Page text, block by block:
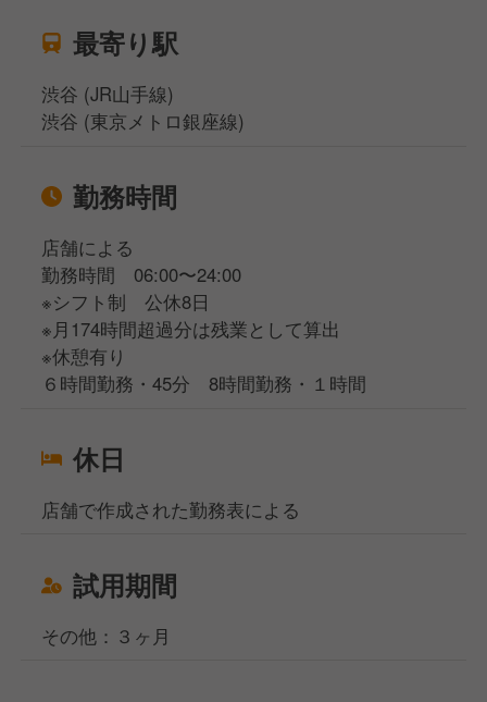
最寄り駅
渋谷 (JR山手線)
渋谷 (東京メトロ銀座線)
勤務時間
店舗による
勤務時間 06:00〜24:00
※シフト制 公休8日
※月174時間超過分は残業として算出
※休憩有り
６時間勤務・45分 8時間勤務・１時間
休日
店舗で作成された勤務表による
試用期間
その他：３ヶ月